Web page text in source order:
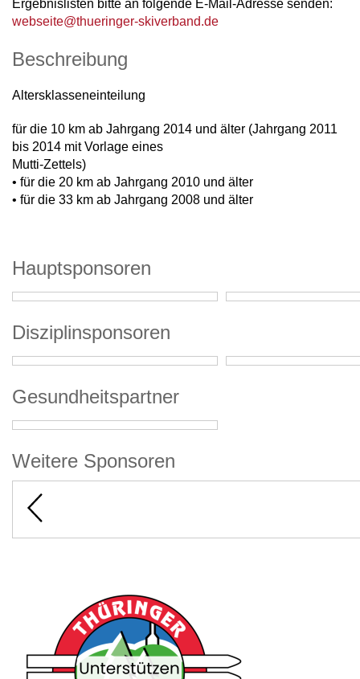
Ergebnislisten bitte an folgende E-Mail-Adresse senden:
webseite@thueringer-skiverband.de
Beschreibung
Altersklasseneinteilung
für die 10 km ab Jahrgang 2014 und älter (Jahrgang 2011
bis 2014 mit Vorlage eines
Mutti-Zettels)
• für die 20 km ab Jahrgang 2010 und älter
• für die 33 km ab Jahrgang 2008 und älter
Hauptsponsoren
Disziplinsponsoren
Gesundheitspartner
Weitere Sponsoren